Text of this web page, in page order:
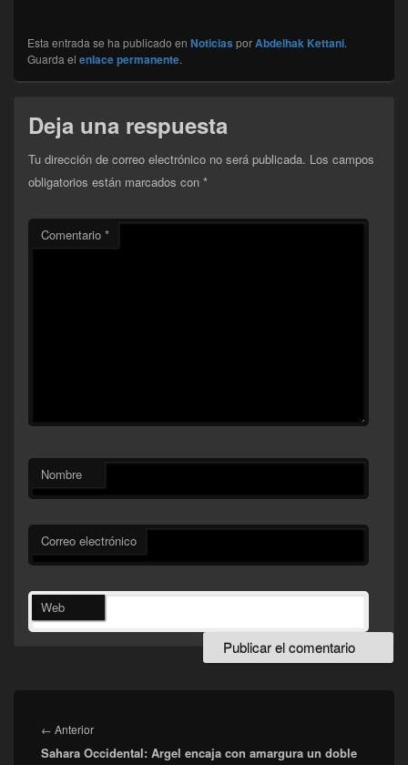
Esta entrada se ha publicado en Noticias porAbdelhak Kettani.
Guarda el enlace permanente.
Deja una respuesta
Tu dirección de correo electrónico no será publicada. Los campos
obligatorios están marcados con *
Comentario *
Nombre
Correo electrónico
Web
de
entradas
← AnteriorEntrada
anterior:
Sahara Occidental: Argel encaja con amargura un doble